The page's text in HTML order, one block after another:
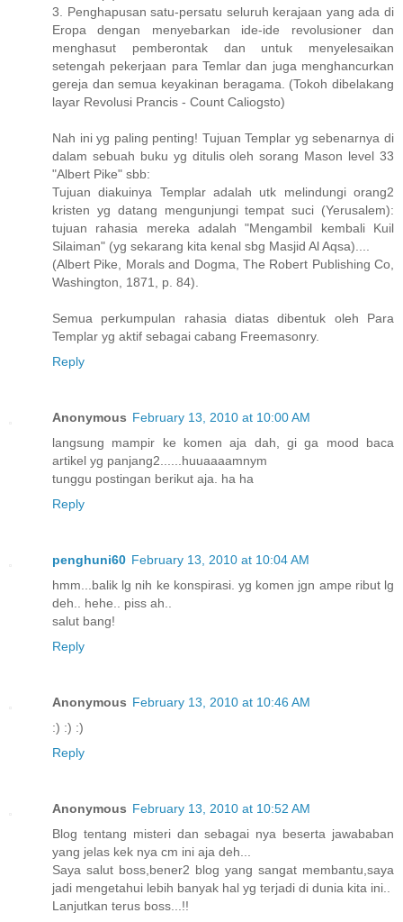
3. Penghapusan satu-persatu seluruh kerajaan yang ada di
Eropa dengan menyebarkan ide-ide revolusioner dan
menghasut pemberontak dan untuk menyelesaikan
setengah pekerjaan para Temlar dan juga menghancurkan
gereja dan semua keyakinan beragama. (Tokoh dibelakang
layar Revolusi Prancis - Count Caliogsto)
Nah ini yg paling penting! Tujuan Templar yg sebenarnya di
dalam sebuah buku yg ditulis oleh sorang Mason level 33
"Albert Pike" sbb:
Tujuan diakuinya Templar adalah utk melindungi orang2
kristen yg datang mengunjungi tempat suci (Yerusalem):
tujuan rahasia mereka adalah "Mengambil kembali Kuil
Silaiman" (yg sekarang kita kenal sbg Masjid Al Aqsa)....
(Albert Pike, Morals and Dogma, The Robert Publishing Co,
Washington, 1871, p. 84).
Semua perkumpulan rahasia diatas dibentuk oleh Para
Templar yg aktif sebagai cabang Freemasonry.
Reply
Anonymous February 13, 2010 at 10:00 AM
langsung mampir ke komen aja dah, gi ga mood baca
artikel yg panjang2......huuaaaamnym
tunggu postingan berikut aja. ha ha
Reply
penghuni60 February 13, 2010 at 10:04 AM
hmm...balik lg nih ke konspirasi. yg komen jgn ampe ribut lg
deh.. hehe.. piss ah..
salut bang!
Reply
Anonymous February 13, 2010 at 10:46 AM
:) :) :)
Reply
Anonymous February 13, 2010 at 10:52 AM
Blog tentang misteri dan sebagai nya beserta jawababan
yang jelas kek nya cm ini aja deh...
Saya salut boss,bener2 blog yang sangat membantu,saya
jadi mengetahui lebih banyak hal yg terjadi di dunia kita ini..
Lanjutkan terus boss...!!